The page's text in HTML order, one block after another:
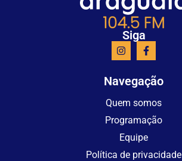
Siga
Navegação
Quem somos
Programação
Equipe
Política de privacidade